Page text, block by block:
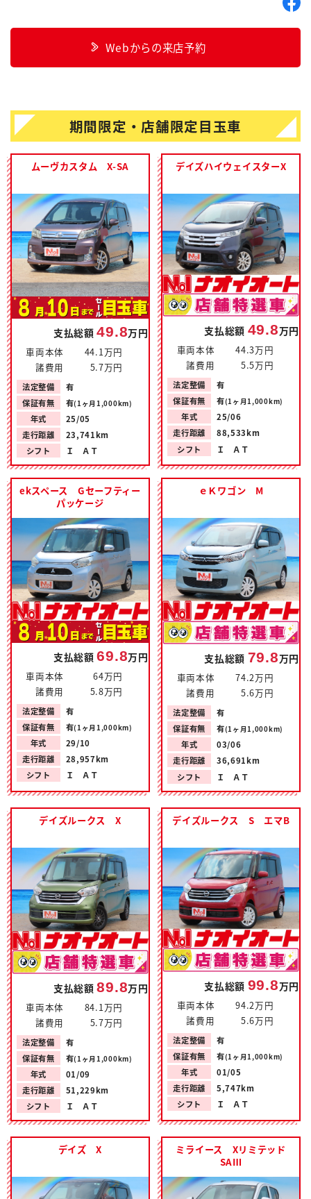
Webからの来店予約
期間限定・店舗限定目玉車
ムーヴカスタム X-SA
支払総額49.8万円
車両本体
44.1万円
諸費用
5.7万円
法定整備
有
保証有無
有(1ヶ月1,000km)
年式
25/05
走行距離
23,741km
シフト
Ｉ ＡＴ
デイズハイウェイスターX
支払総額 49.8万円
車両本体
44.3万円
諸費用
5.5万円
法定整備
有
保証有無
有(1ヶ月1,000km)
年式
25/06
走行距離
88,533km
シフト
Ｉ ＡＴ
ekスペース Gセーフティー
パッケージ
支払総額69.8万円
車両本体
64万円
諸費用
5.8万円
法定整備
有
保証有無
有(1ヶ月1,000km)
年式
29/10
走行距離
28,957km
シフト
Ｉ ＡＴ
ｅＫワゴン M
支払総額 79.8万円
車両本体
74.2万円
諸費用
5.6万円
法定整備
有
保証有無
有(1ヶ月1,000km)
年式
03/06
走行距離
36,691km
シフト
Ｉ ＡＴ
デイズルークス X
支払総額89.8万円
車両本体
84.1万円
諸費用
5.7万円
法定整備
有
保証有無
有(1ヶ月1,000km)
年式
01/09
走行距離
51,229km
シフト
Ｉ ＡＴ
デイズルークス S エマB
支払総額 99.8万円
車両本体
94.2万円
諸費用
5.6万円
法定整備
有
保証有無
有(1ヶ月1,000km)
年式
01/05
走行距離
5,747km
シフト
Ｉ ＡＴ
デイズ X
ミライース Xリミテッド
SAⅢ